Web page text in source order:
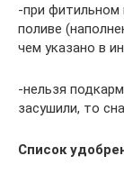
-при фитильном
поливе
чем указано в
-нельзя
засушили, то
Список